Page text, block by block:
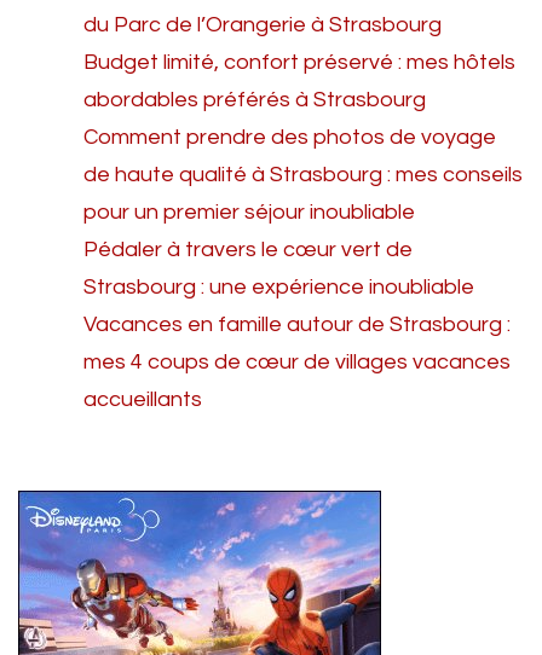
du Parc de l’Orangerie à Strasbourg
Budget limité, confort préservé : mes hôtels
abordables préférés à Strasbourg
Comment prendre des photos de voyage
de haute qualité à Strasbourg : mes conseils
pour un premier séjour inoubliable
Pédaler à travers le cœur vert de
Strasbourg : une expérience inoubliable
Vacances en famille autour de Strasbourg :
mes 4 coups de cœur de villages vacances
accueillants